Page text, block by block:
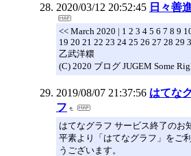
2020/03/12 20:52:45 日々善
<< March 2020 | 1 2 3 4 5 6 7 8 9
19 20 21 22 23 24 25 26 27 28 29
乙武洋糫
(C) 2020 ブログ JUGEM Some
2019/08/07 21:37:56 はてな
フ
はてなグラフ サービス終了のお
平素より「はてなグラフ」をご
うございます。